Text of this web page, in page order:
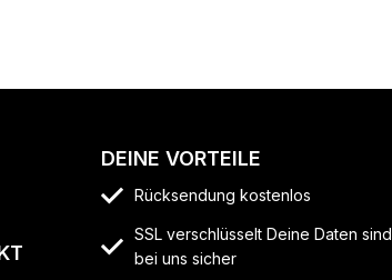
DEINE VORTEILE
Rücksendung kostenlos
SSL verschlüsselt Deine Daten sind
bei uns sicher